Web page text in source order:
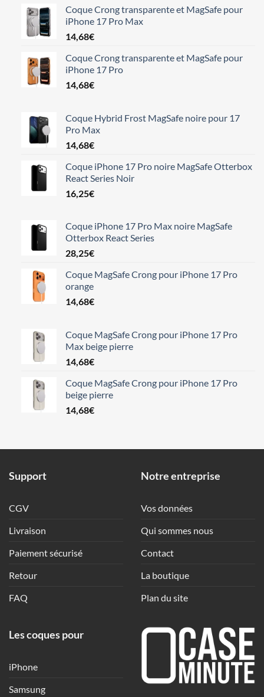
Coque Crong transparente et MagSafe pour
iPhone 17 Pro Max
14,68€
Coque Crong transparente et MagSafe pour
iPhone 17 Pro
14,68€
Coque Hybrid Frost MagSafe noire pour 17
Pro Max
14,68€
Coque iPhone 17 Pro noire MagSafe Otterbox
React Series Noir
16,25€
Coque iPhone 17 Pro Max noire MagSafe
Otterbox React Series
28,25€
Coque MagSafe Crong pour iPhone 17 Pro
orange
14,68€
Coque MagSafe Crong pour iPhone 17 Pro
Max beige pierre
14,68€
Coque MagSafe Crong pour iPhone 17 Pro
beige pierre
14,68€
Support
CGV
Livraison
Paiement sécurisé
Retour
FAQ
Notre entreprise
Vos données
Qui sommes nous
Contact
La boutique
Plan du site
Les coques pour
iPhone
Samsung